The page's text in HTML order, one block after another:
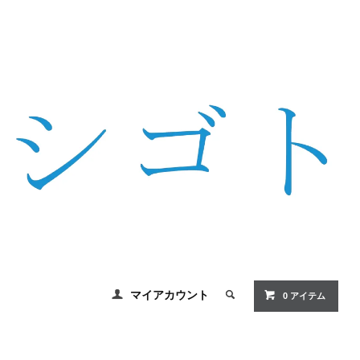
マイアカウント 0 アイテム